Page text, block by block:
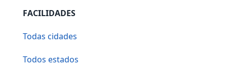
FACILIDADES
Todas cidades
Todos estados